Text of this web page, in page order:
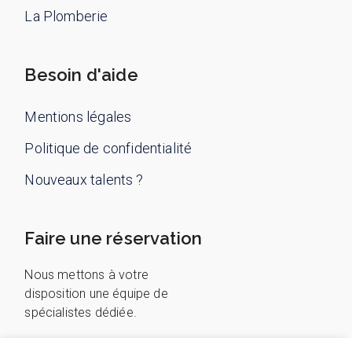
La Plomberie
Besoin d'aide
Mentions légales
Politique de confidentialité
Nouveaux talents ?
Faire une réservation
Nous mettons à votre
disposition une équipe de
spécialistes dédiée.